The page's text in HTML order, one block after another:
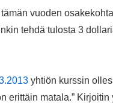
vuoden
tehdä tulosta 3
yhtiön kurssin
erittäin matala.”